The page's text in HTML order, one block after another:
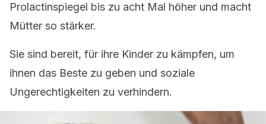
Prolactinspiegel bis zu acht Mal höher und macht
Mütter so stärker.
Sie sind bereit, für ihre Kinder zu kämpfen, um
ihnen das Beste zu geben und soziale
Ungerechtigkeiten zu verhindern.